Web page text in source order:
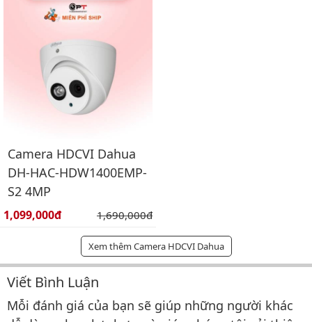
Camera HDCVI Dahua
DH-HAC-HDW1400EMP-
S2 4MP
Giá bán:
1,099,000đ Giá gốc:
1,690,000đ
Xem thêm Camera HDCVI Dahua
Bình luận & Đánh giá
Viết Bình Luận
Mỗi đánh giá của bạn sẽ giúp những người khác